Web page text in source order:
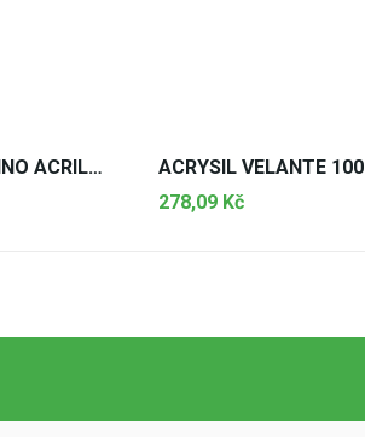
INTONACHINO ACRILSILOSS. BIANCO EXTRA 0,6
ACRYSIL VELANTE 100
278,09 Kč